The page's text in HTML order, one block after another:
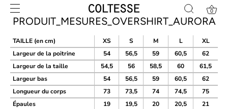
Skip
content
0
PRODUIT_MESURES_OVERSHIRT_AURORA
TAILLE (en cm) XS S M L
XL
Largeur de la poitrine
54 56,5 59 60,5
62
Largeur de la taille
54,5 56 58,5 60
61,5
Largeur bas
54 56,5 59 60,5
62
Longueur du corps
73 73,5 74 74,5
75
Épaules
19 19,5 20 20,5
21